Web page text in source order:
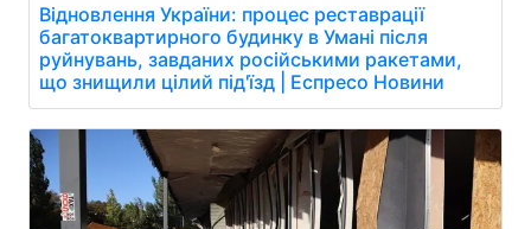
Відновлення України: процес реставрації
багатоквартирного будинку в Умані після
руйнувань, завданих російськими ракетами,
що знищили цілий під'їзд | Еспресо Новини